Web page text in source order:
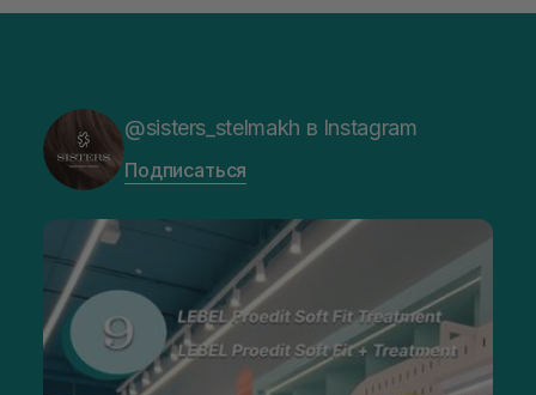
@sisters_stelmakh в Instagram
Подписаться